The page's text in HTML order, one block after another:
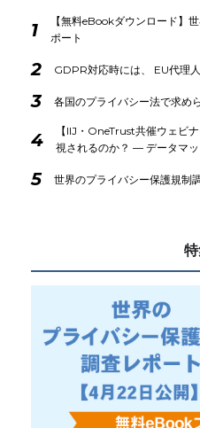
1
【無料eBookダウンロード】
ポート
2 GDPR対応時には、 EU代理
3 各国のプライバシー法で求め
4
【IIJ・OneTrust共催ウェビ
視されるのか？ ― データマ
5 世界のプライバシー保護規制